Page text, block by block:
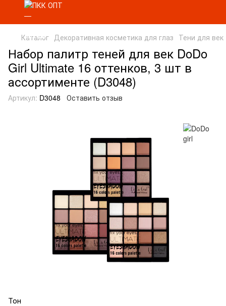
Каталог Декоративная косметика для глаз Тени для век
Набор палитр теней для век DoDo
Girl Ultimate 16 оттенков, 3 шт в
ассортименте (D3048)
Артикул: D3048 Оставить отзыв
Тон